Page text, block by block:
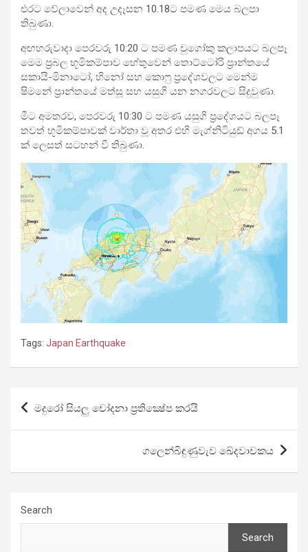
එරට වේලාවෙන් අද උදෑසන 10.18ට පමණ මෙය බලපා
තිබුණා.
අඟහරුවාදා පෙරවරු 10:20 ට පමණ චුගෝකු කලාපයට බලපෑ
මෙම ප්‍රබල භූමිකම්පාව හේතුවෙන් තොට්ටෝරි ප්‍රාන්තයේ
සකායි-මිනාටෝ, හිනෝ සහ කොෆු ප්‍රදේශවලට මෙන්ම
ෂිමනේ ප්‍රාන්තයේ මත්සූ සහ යසුගි යන නගරවලට සිදුවුණා.
මීට අමතරව, පෙරවරු 10:30 ට පමණ යසුගි ප්‍රදේශයට බලපෑ
තවත් භූමිකම්පාවක් වාර්තා වූ අතර එහි මැග්නිටියුඩ් අගය 5.1
ක් ලෙසත් සටහන් වී තිබුණා.
Tags: Japan Earthquake
Post
navigation
මදුරෝ සියලු චෝදනා ප්‍රතික්‍ෂේප කරයි
ගලෙන්බිඳුණුවැව ඛේදවාචකය
Search
Search